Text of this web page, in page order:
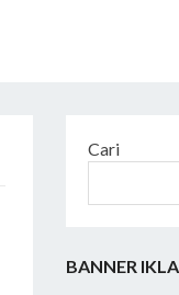
Cari
BANNER